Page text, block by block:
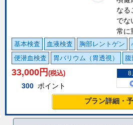
なる
でな
常に
基本検査 血液検査 胸部レントゲン
便潜血検査
胃バリウム（胃透視） 腹
33,000 円 (税込)
300 ポイント
8
プラン詳細・